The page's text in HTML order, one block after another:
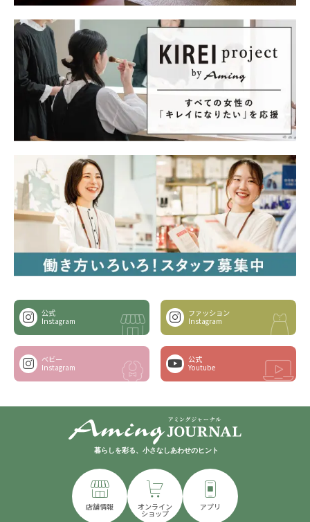
公式
Instagram
ファッション
Instagram
ベビー
Instagram
公式
Youtube
暮らしを彩る、小さなしあわせのヒント
店舗情報 オンライン
ショップ
アプリ